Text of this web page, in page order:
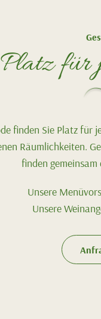
Platz für
finden Sie Platz für
Räumlichkeiten.
finden gemeinsam
Unsere
Unsere